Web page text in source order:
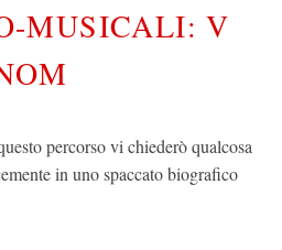
MUSICALI: V
percorso vi chiederò qualcosa
in uno spaccato biografico